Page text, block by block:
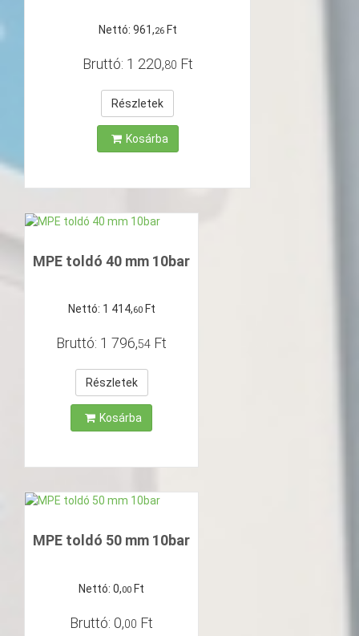
Nettó: 961,26 Ft
Bruttó: 1 220,80 Ft
Részletek
Kosárba
MPE toldó 40 mm 10bar
Nettó: 1 414,60 Ft
Bruttó: 1 796,54 Ft
Részletek
Kosárba
MPE toldó 50 mm 10bar
Nettó: 0,00 Ft
Bruttó: 0,00 Ft